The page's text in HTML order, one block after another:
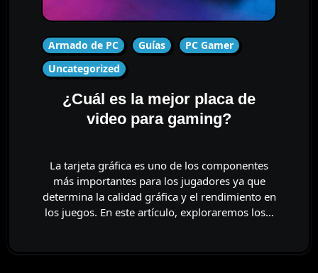
Armado de PC Guías
PC Gamer
Uncategorized
¿Cuál es la mejor placa de
video para gaming?
La tarjeta gráfica es uno de los componentes
más importantes para los jugadores ya que
determina la calidad gráfica y el rendimiento en
los juegos. En este artículo, exploraremos los…